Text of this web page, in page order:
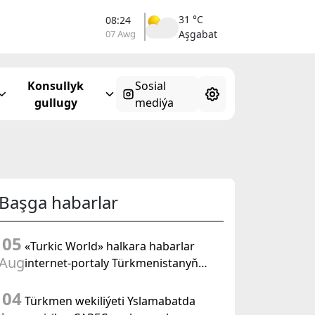
08:24
07 Awg
31 °C
Aşgabat
Konsullyk
gullugy
Sosial
mediýa
Başga habarlar
05 «Turkic World» halkara habarlar
internet-portaly Türkmenistanyň
taýýarlygy we onuň geçirilşini giňden
04 Türkmen wekiliýeti Yslamabatda